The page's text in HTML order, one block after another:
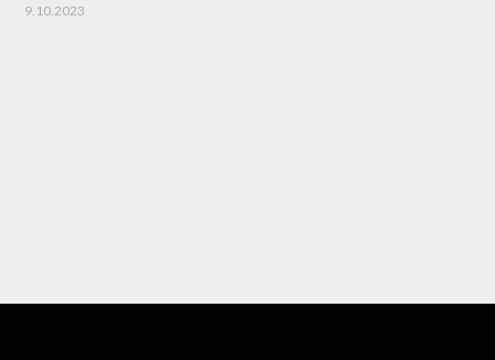
9.10.2023